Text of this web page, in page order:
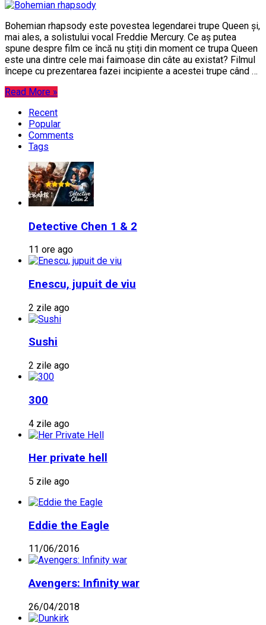
Bohemian rhapsody este povestea legendarei trupe Queen și,
mai ales, a solistului vocal Freddie Mercury. Ce aș putea
spune despre film ce încă nu știți din moment ce trupa Queen
este una dintre cele mai faimoase din câte au existat? Filmul
începe cu prezentarea fazei incipiente a acestei trupe când …
Read More »
Recent
Popular
Comments
Tags
Detective Chen 1 & 2
11 ore ago
Enescu, jupuit de viu
2 zile ago
Sushi
2 zile ago
300
4 zile ago
Her private hell
5 zile ago
Eddie the Eagle
11/06/2016
Avengers: Infinity war
26/04/2018